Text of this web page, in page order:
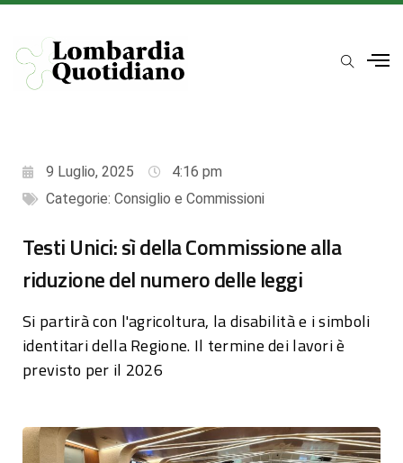
9 Luglio, 2025
4:16 pm
Categorie: Consiglio e Commissioni
Testi Unici: sì della Commissione alla
riduzione del numero delle leggi
Si partirà con l'agricoltura, la disabilità e i simboli
identitari della Regione. Il termine dei lavori è
previsto per il 2026